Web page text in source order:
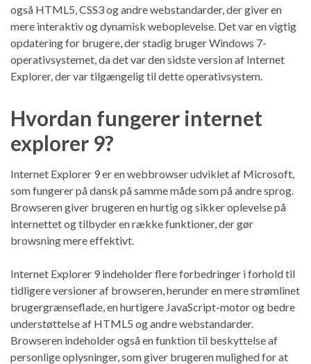
også HTML5, CSS3 og andre webstandarder, der giver en
mere interaktiv og dynamisk weboplevelse. Det var en vigtig
opdatering for brugere, der stadig bruger Windows 7-
operativsystemet, da det var den sidste version af Internet
Explorer, der var tilgængelig til dette operativsystem.
Hvordan fungerer internet
explorer 9?
Internet Explorer 9 er en webbrowser udviklet af Microsoft,
som fungerer på dansk på samme måde som på andre sprog.
Browseren giver brugeren en hurtig og sikker oplevelse på
internettet og tilbyder en række funktioner, der gør
browsning mere effektivt.
Internet Explorer 9 indeholder flere forbedringer i forhold til
tidligere versioner af browseren, herunder en mere strømlinet
brugergrænseflade, en hurtigere JavaScript-motor og bedre
understøttelse af HTML5 og andre webstandarder.
Browseren indeholder også en funktion til beskyttelse af
personlige oplysninger, som giver brugeren mulighed for at